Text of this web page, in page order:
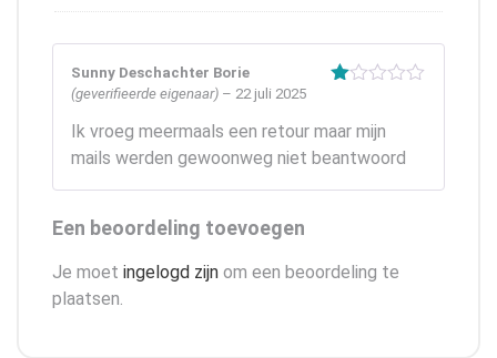
uit
5
Sunny Deschachter Borie
(geverifieerde eigenaar) – 22 juli 2025
Ik vroeg meermaals een retour maar mijn
mails werden gewoonweg niet beantwoord
Een beoordeling toevoegen
Je moet ingelogd zijn om een beoordeling te
plaatsen.